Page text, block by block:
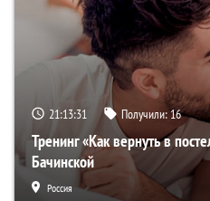
21:13:30 Получили:16
Тренинг «Как вернуть в
Бачинской
Россия